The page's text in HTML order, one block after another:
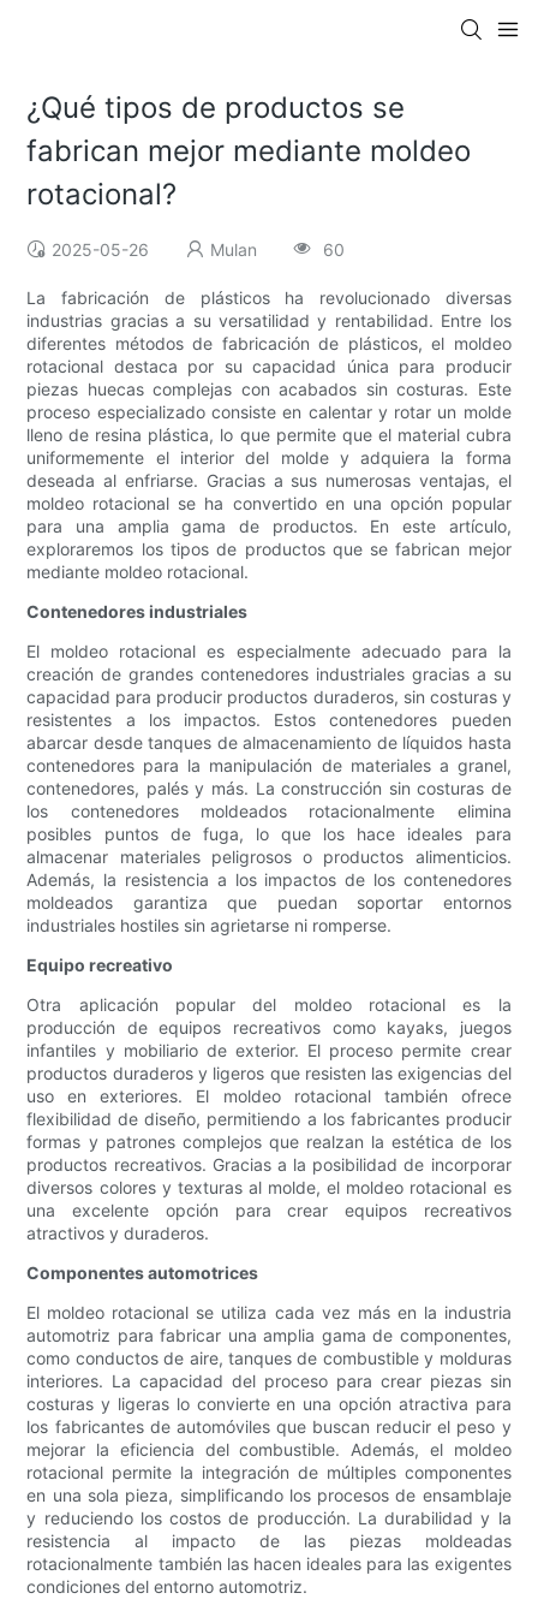
¿Qué tipos de productos se
fabrican mejor mediante moldeo
rotacional?
2025-05-26 Mulan 60
La fabricación de plásticos ha revolucionado diversas
industrias gracias a su versatilidad y rentabilidad. Entre los
diferentes métodos de fabricación de plásticos, el moldeo
rotacional destaca por su capacidad única para producir
piezas huecas complejas con acabados sin costuras. Este
proceso especializado consiste en calentar y rotar un molde
lleno de resina plástica, lo que permite que el material cubra
uniformemente el interior del molde y adquiera la forma
deseada al enfriarse. Gracias a sus numerosas ventajas, el
moldeo rotacional se ha convertido en una opción popular
para una amplia gama de productos. En este artículo,
exploraremos los tipos de productos que se fabrican mejor
mediante moldeo rotacional.
Contenedores industriales
El moldeo rotacional es especialmente adecuado para la
creación de grandes contenedores industriales gracias a su
capacidad para producir productos duraderos, sin costuras y
resistentes a los impactos. Estos contenedores pueden
abarcar desde tanques de almacenamiento de líquidos hasta
contenedores para la manipulación de materiales a granel,
contenedores, palés y más. La construcción sin costuras de
los contenedores moldeados rotacionalmente elimina
posibles puntos de fuga, lo que los hace ideales para
almacenar materiales peligrosos o productos alimenticios.
Además, la resistencia a los impactos de los contenedores
moldeados garantiza que puedan soportar entornos
industriales hostiles sin agrietarse ni romperse.
Equipo recreativo
Otra aplicación popular del moldeo rotacional es la
producción de equipos recreativos como kayaks, juegos
infantiles y mobiliario de exterior. El proceso permite crear
productos duraderos y ligeros que resisten las exigencias del
uso en exteriores. El moldeo rotacional también ofrece
flexibilidad de diseño, permitiendo a los fabricantes producir
formas y patrones complejos que realzan la estética de los
productos recreativos. Gracias a la posibilidad de incorporar
diversos colores y texturas al molde, el moldeo rotacional es
una excelente opción para crear equipos recreativos
atractivos y duraderos.
Componentes automotrices
El moldeo rotacional se utiliza cada vez más en la industria
automotriz para fabricar una amplia gama de componentes,
como conductos de aire, tanques de combustible y molduras
interiores. La capacidad del proceso para crear piezas sin
costuras y ligeras lo convierte en una opción atractiva para
los fabricantes de automóviles que buscan reducir el peso y
mejorar la eficiencia del combustible. Además, el moldeo
rotacional permite la integración de múltiples componentes
en una sola pieza, simplificando los procesos de ensamblaje
y reduciendo los costos de producción. La durabilidad y la
resistencia al impacto de las piezas moldeadas
rotacionalmente también las hacen ideales para las exigentes
condiciones del entorno automotriz.